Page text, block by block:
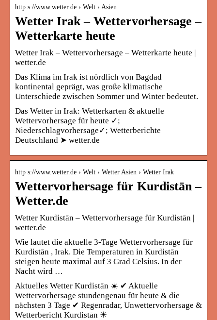
http s://www.wetter.de › Welt › Asien
Wetter Irak – Wettervorhersage –
Wetterkarte heute
Wetter Irak – Wettervorhersage – Wetterkarte heute |
wetter.de
Das Klima im Irak ist nördlich von Bagdad
kontinental geprägt, was große klimatische
Unterschiede zwischen Sommer und Winter bedeutet.
Das Wetter in Irak: Wetterkarten & aktuelle
Wettervorhersage für heute ✓;
Niederschlagvorhersage✓; Wetterberichte
Deutschland ➤ wetter.de
http s://www.wetter.de › Welt › Wetter Asien › Wetter Irak
Wettervorhersage für Kurdistān –
Wetter.de
Wetter Kurdistān – Wettervorhersage für Kurdistān |
wetter.de
Wie lautet die aktuelle 3-Tage Wettervorhersage für
Kurdistān , Irak. Die Temperaturen in Kurdistān
steigen heute maximal auf 3 Grad Celsius. In der
Nacht wird …
Aktuelles Wetter Kurdistān ☀️ ✔ Aktuelle
Wettervorhersage stundengenau für heute & die
nächsten 3 Tage ✔ Regenradar, Unwettervorhersage &
Wetterbericht Kurdistān ☀